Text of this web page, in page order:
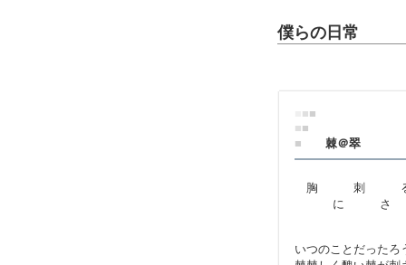
僕らの日常
■■
■■
■
棘＠翠
胸 刺
に さ
いつのことだったろ